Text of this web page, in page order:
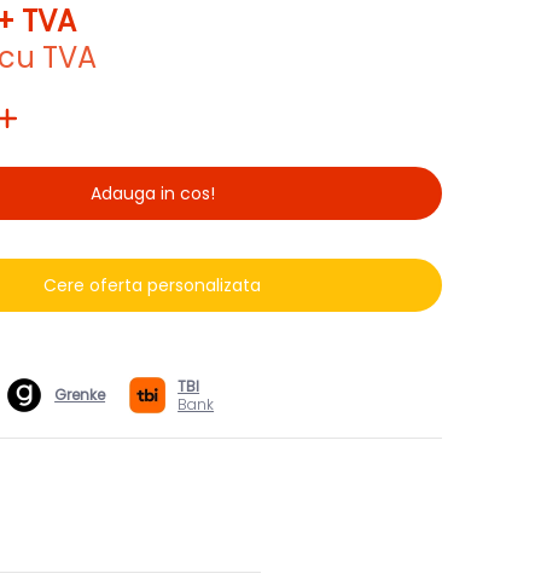
TVA
cu TVA
Adauga in cos!
Cere oferta personalizata
Grenke
TBI
Bank